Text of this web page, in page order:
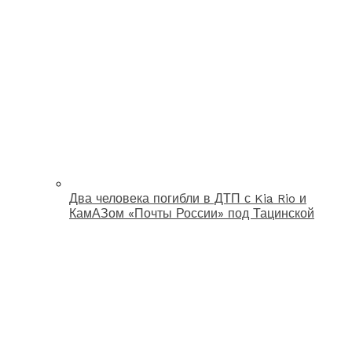
Два человека погибли в ДТП с Kia Rio и
КамАЗом «Почты России» под Тацинской